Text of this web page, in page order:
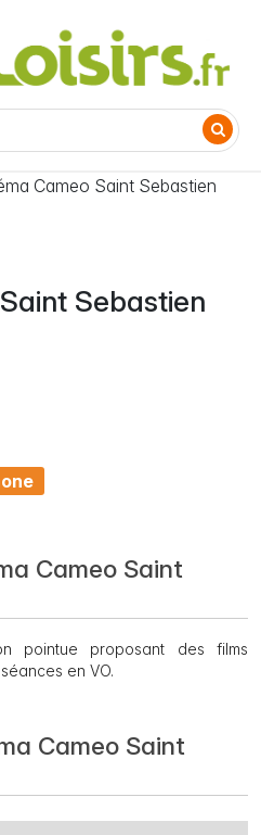
Cameo Saint Sebastien
Sebastien
Cameo Saint
pointue proposant des films
en VO.
Cameo Saint